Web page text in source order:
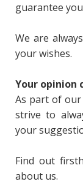
guarantee
We are
your wishes.
Your opinion
As part of our
strive to
your
Find out
about us.